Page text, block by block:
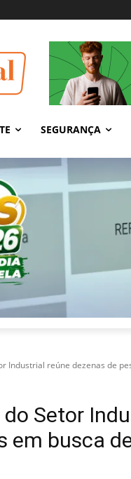
SEGURANÇA
Industrial reúne dezenas de
Setor
em busca